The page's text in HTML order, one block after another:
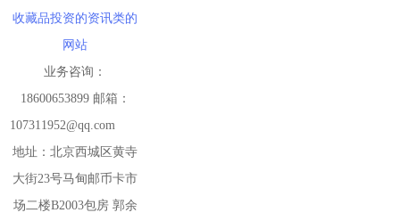
收藏品投资的资讯类的
网站
业务咨询：
18600653899 邮箱：
107311952@qq.com
地址：北京西城区黄寺
大街23号马甸邮币卡市
场二楼B2003包房 郭余